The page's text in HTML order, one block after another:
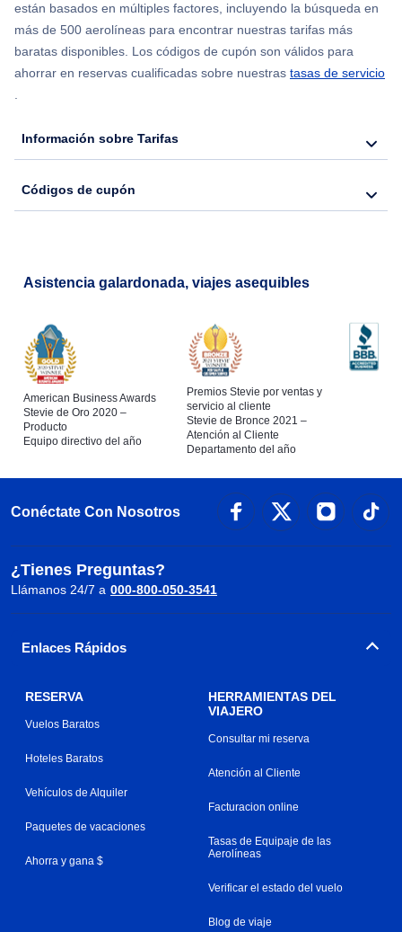
están basados en múltiples factores, incluyendo la búsqueda en
más de 500 aerolíneas para encontrar nuestras tarifas más
baratas disponibles. Los códigos de cupón son válidos para
ahorrar en reservas cualificadas sobre nuestras tasas de servicio
.
Información sobre Tarifas
Códigos de cupón
Asistencia galardonada, viajes asequibles
American Business Awards
Stevie de Oro 2020 –
Producto
Equipo directivo del año
Premios Stevie por ventas y
servicio al cliente
Stevie de Bronce 2021 –
Atención al Cliente
Departamento del año
Conéctate Con Nosotros
¿Tienes Preguntas?
Llámanos 24/7 a 000-800-050-3541
Enlaces Rápidos
RESERVA
Vuelos Baratos
Hoteles Baratos
Vehículos de Alquiler
Paquetes de vacaciones
Ahorra y gana $
HERRAMIENTAS DEL
VIAJERO
Consultar mi reserva
Atención al Cliente
Facturacion online
Tasas de Equipaje de las
Aerolíneas
Verificar el estado del vuelo
Blog de viaje